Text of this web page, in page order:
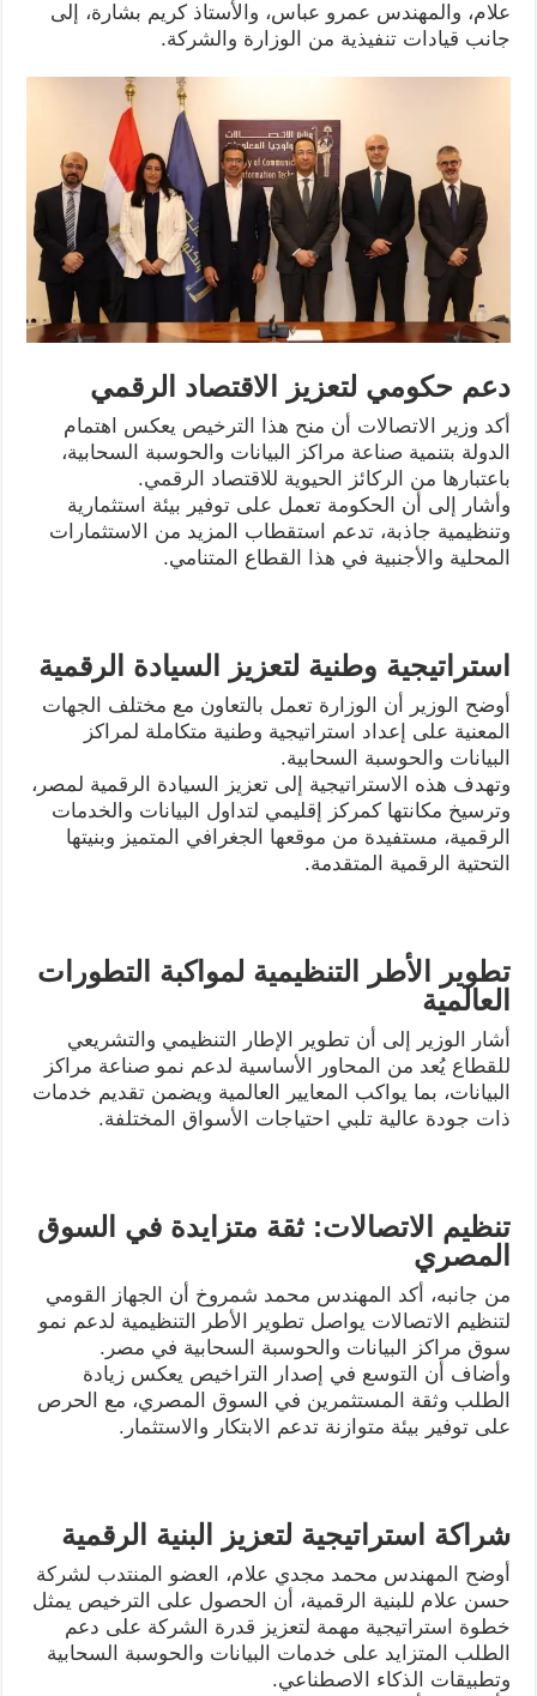
علام، والمهندس عمرو عباس، والأستاذ كريم بشارة، إلى
جانب قيادات تنفيذية من الوزارة والشركة.
دعم حكومي لتعزيز الاقتصاد الرقمي
أكد وزير الاتصالات أن منح هذا الترخيص يعكس اهتمام
الدولة بتنمية صناعة مراكز البيانات والحوسبة السحابية،
باعتبارها من الركائز الحيوية للاقتصاد الرقمي.
وأشار إلى أن الحكومة تعمل على توفير بيئة استثمارية
وتنظيمية جاذبة، تدعم استقطاب المزيد من الاستثمارات
المحلية والأجنبية في هذا القطاع المتنامي.
استراتيجية وطنية لتعزيز السيادة الرقمية
أوضح الوزير أن الوزارة تعمل بالتعاون مع مختلف الجهات
المعنية على إعداد استراتيجية وطنية متكاملة لمراكز
البيانات والحوسبة السحابية.
وتهدف هذه الاستراتيجية إلى تعزيز السيادة الرقمية لمصر،
وترسيخ مكانتها كمركز إقليمي لتداول البيانات والخدمات
الرقمية، مستفيدة من موقعها الجغرافي المتميز وبنيتها
التحتية الرقمية المتقدمة.
تطوير الأطر التنظيمية لمواكبة التطورات
العالمية
أشار الوزير إلى أن تطوير الإطار التنظيمي والتشريعي
للقطاع يُعد من المحاور الأساسية لدعم نمو صناعة مراكز
البيانات، بما يواكب المعايير العالمية ويضمن تقديم خدمات
ذات جودة عالية تلبي احتياجات الأسواق المختلفة.
تنظيم الاتصالات: ثقة متزايدة في السوق
المصري
من جانبه، أكد المهندس محمد شمروخ أن الجهاز القومي
لتنظيم الاتصالات يواصل تطوير الأطر التنظيمية لدعم نمو
سوق مراكز البيانات والحوسبة السحابية في مصر.
وأضاف أن التوسع في إصدار التراخيص يعكس زيادة
الطلب وثقة المستثمرين في السوق المصري، مع الحرص
على توفير بيئة متوازنة تدعم الابتكار والاستثمار.
شراكة استراتيجية لتعزيز البنية الرقمية
أوضح المهندس محمد مجدي علام، العضو المنتدب لشركة
حسن علام للبنية الرقمية، أن الحصول على الترخيص يمثل
خطوة استراتيجية مهمة لتعزيز قدرة الشركة على دعم
الطلب المتزايد على خدمات البيانات والحوسبة السحابية
وتطبيقات الذكاء الاصطناعي.